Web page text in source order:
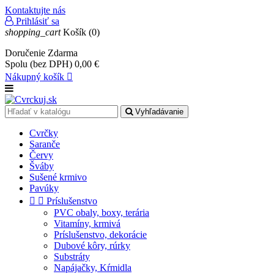
Kontaktujte nás
Prihlásiť sa
shopping_cart Košík (0)
Doručenie Zdarma
Spolu (bez DPH) 0,00 €
Nákupný košík 
Vyhľadávanie
Cvrčky
Saranče
Červy
Šváby
Sušené krmivo
Pavúky
  Príslušenstvo
PVC obaly, boxy, terária
Vitamíny, krmivá
Príslušenstvo, dekorácie
Dubové kôry, rúrky
Substráty
Napájačky, Kŕmidla